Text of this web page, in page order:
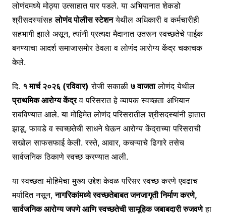
लोणंदमध्ये मोठ्या उत्साहात पार पडले. या अभियानात शेकडो
श्रीसदस्यांसहलोणंद पोलीस स्टेशनयेथील अधिकारी व कर्मचारीही
सहभागी झाले असून, त्यांनी प्रत्यक्ष मैदानात उतरून स्वच्छतेचे पाईक
बनण्याचा आदर्श समाजासमोर ठेवला व लोणंद आरोग्य केंद्र चकाचक
केले.
दि. १ मार्च २०२६ (रविवार) रोजी सकाळी ७ वाजतालोणंद येथील
प्राथमिक आरोग्य केंद्रव परिसरात हे व्यापक स्वच्छता अभियान
राबविण्यात आले. या मोहिमेत लोणंद परिसरातील श्रीसदस्यांनी हातात
झाडू, फावडे व स्वच्छतेची साधने घेऊन आरोग्य केंद्राच्या परिसराची
सखोल साफसफाई केली. रस्ते, आवार, कचऱ्याचे ढिगारे तसेच
सार्वजनिक ठिकाणे स्वच्छ करण्यात आली.
या स्वच्छता मोहिमेचा मुख्य उद्देश केवळ परिसर स्वच्छ करणे एवढाच
मर्यादित नसून,नागरिकांमध्ये स्वच्छतेबाबत जनजागृती निर्माण करणे,
सार्वजनिक आरोग्य जपणे आणि स्वच्छतेची सामूहिक जबाबदारी रुजवणेहा